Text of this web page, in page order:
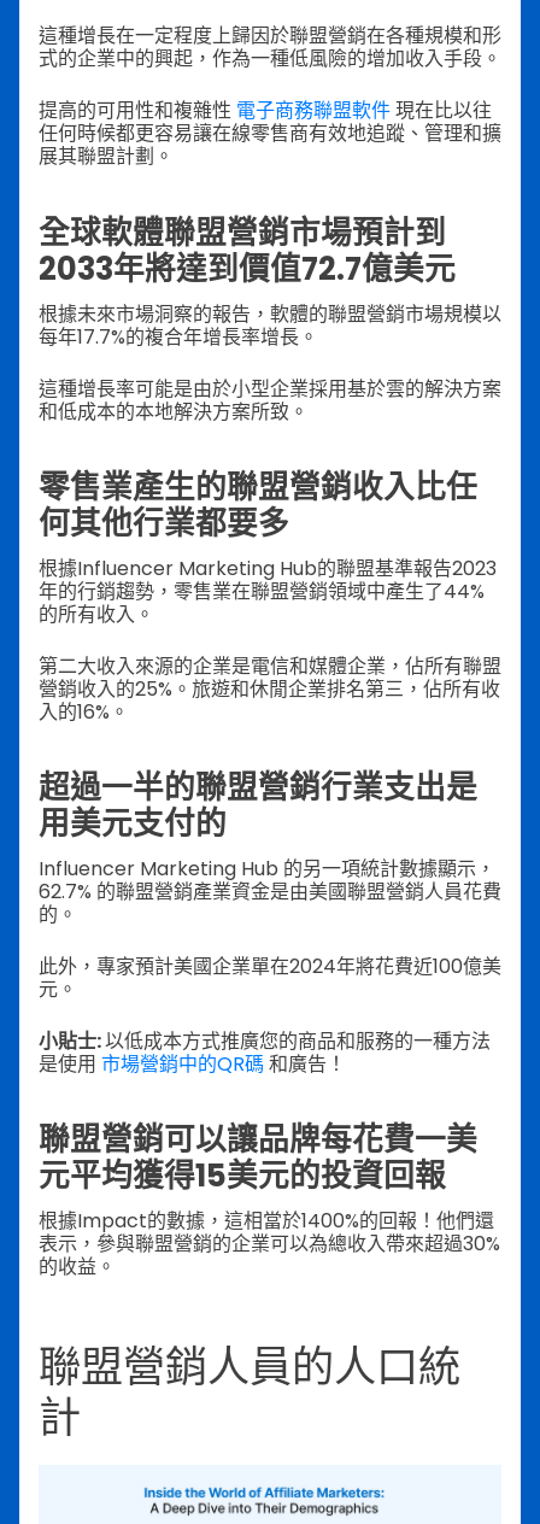
這種增長在一定程度上歸因於聯盟營銷在各種規模和形
式的企業中的興起，作為一種低風險的增加收入手段。
提高的可用性和複雜性 電子商務聯盟軟件現在比以往
任何時候都更容易讓在線零售商有效地追蹤、管理和擴
展其聯盟計劃。
全球軟體聯盟營銷市場預計到
2033年將達到價值72.7億美元
根據未來市場洞察的報告，軟體的聯盟營銷市場規模以
每年17.7%的複合年增長率增長。
這種增長率可能是由於小型企業採用基於雲的解決方案
和低成本的本地解決方案所致。
零售業產生的聯盟營銷收入比任
何其他行業都要多
根據Influencer Marketing Hub的聯盟基準報告2023
年的行銷趨勢，零售業在聯盟營銷領域中產生了44%
的所有收入。
第二大收入來源的企業是電信和媒體企業，佔所有聯盟
營銷收入的25%。旅遊和休閒企業排名第三，佔所有收
入的16%。
超過一半的聯盟營銷行業支出是
用美元支付的
Influencer Marketing Hub 的另一項統計數據顯示，
62.7% 的聯盟營銷產業資金是由美國聯盟營銷人員花費
的。
此外，專家預計美國企業單在2024年將花費近100億美
元。
小貼士:以低成本方式推廣您的商品和服務的一種方法
是使用 市場營銷中的QR碼 和廣告！
聯盟營銷可以讓品牌每花費一美
元平均獲得15美元的投資回報
根據Impact的數據，這相當於1400%的回報！他們還
表示，參與聯盟營銷的企業可以為總收入帶來超過30%
的收益。
聯盟營銷人員的人口統
計